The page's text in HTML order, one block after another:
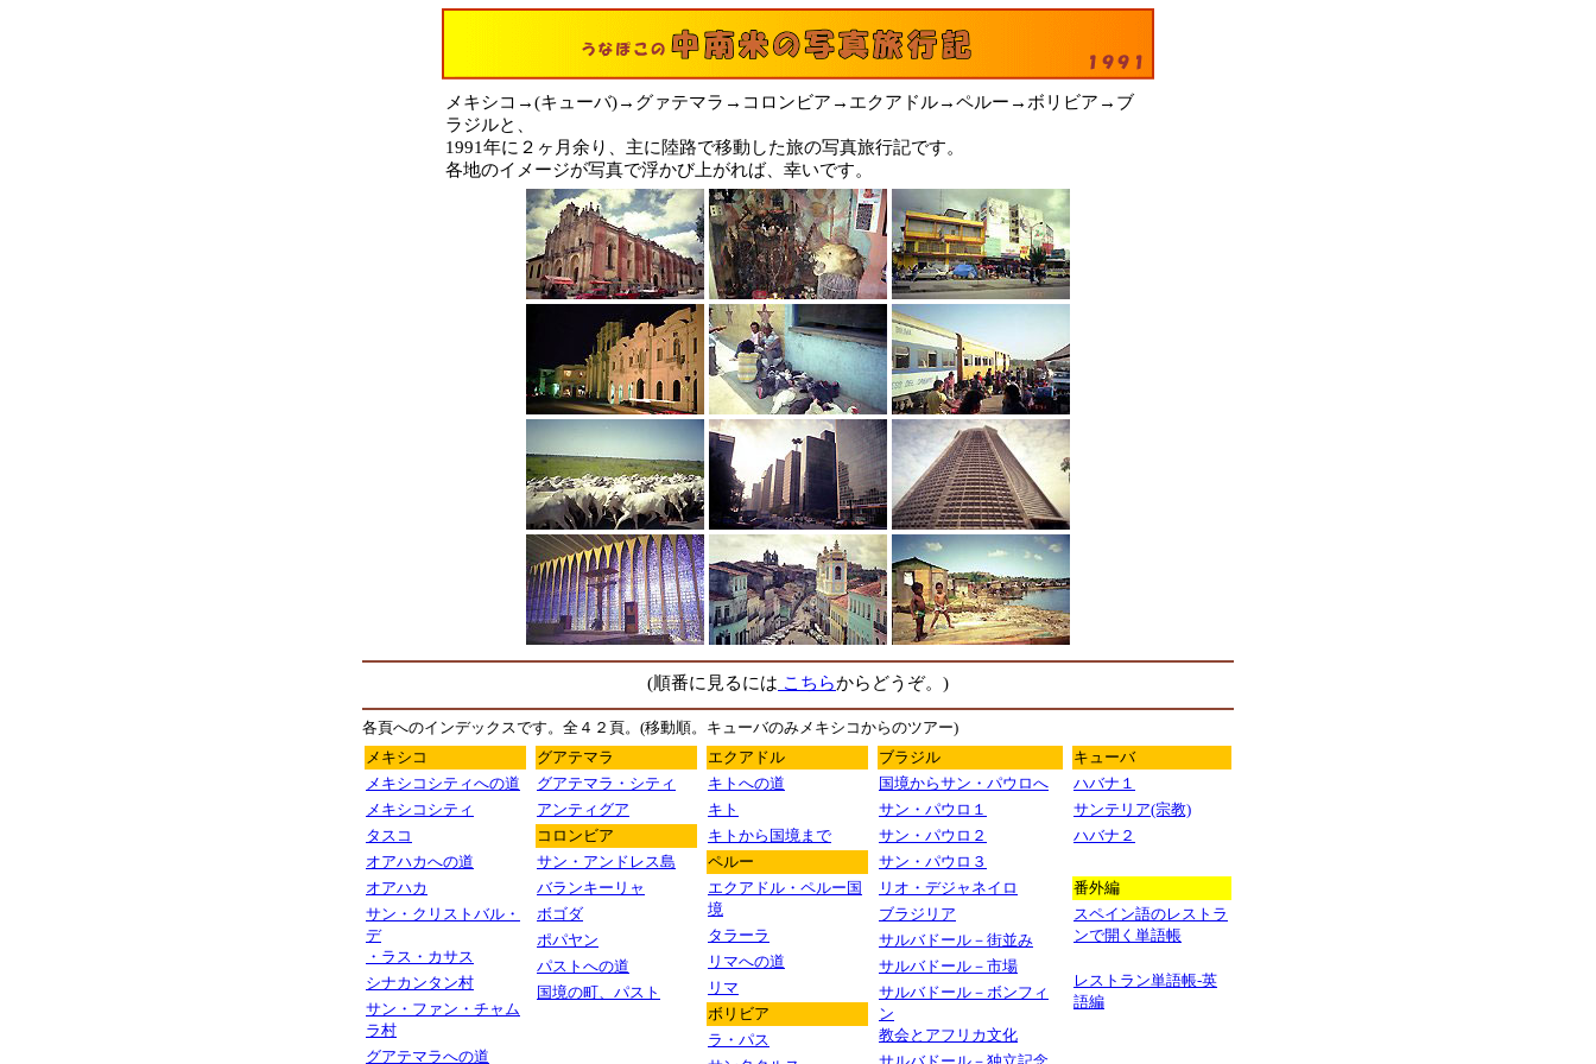
メキシコ→(キューバ)→グァテマラ→コロンビア→エクアドル→ペルー→ボリビア→ブ
ラジルと、
1991年に２ヶ月余り、主に陸路で移動した旅の写真旅行記です。
各地のイメージが写真で浮かび上がれば、幸いです。
(順番に見るには こちらからどうぞ。)
各頁へのインデックスです。全４２頁。(移動順。キューバのみメキシコからのツアー)
メキシコ
メキシコシティへの道
メキシコシティ
タスコ
オアハカへの道
オアハカ
サン・クリストバル・
デ
・ラス・カサス
シナカンタン村
サン・ファン・チャム
ラ村
グアテマラへの道
グアテマラ
グアテマラ・シティ
アンティグア
コロンビア
サン・アンドレス島
バランキーリャ
ボゴダ
ポパヤン
パストへの道
国境の町、パスト
エクアドル
キトへの道
キト
キトから国境まで
ペルー
エクアドル・ペルー国
境
タラーラ
リマへの道
リマ
ボリビア
ラ・パス
ブラジル
国境からサン・パウロへ
サン・パウロ１
サン・パウロ２
サン・パウロ３
リオ・デジャネイロ
ブラジリア
サルバドール－街並み
サルバドール－市場
サルバドール－ボンフィ
ン
教会とアフリカ文化
キューバ
ハバナ１
サンテリア(宗教)
ハバナ２
番外編
スペイン語のレストラ
ンで開く単語帳
レストラン単語帳-英
語編